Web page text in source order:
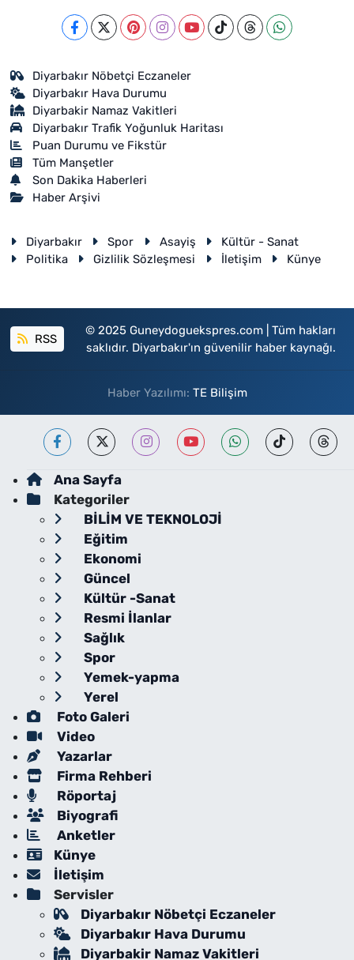
Diyarbakır Nöbetçi Eczaneler
Diyarbakır Hava Durumu
Diyarbakir Namaz Vakitleri
Diyarbakır Trafik Yoğunluk Haritası
Puan Durumu ve Fikstür
Tüm Manşetler
Son Dakika Haberleri
Haber Arşivi
Diyarbakır Spor Asayiş
Kültür - Sanat
Politika
Gizlilik Sözleşmesi İletişim Künye
RSS
© 2025 Guneydoguekspres.com | Tüm hakları
saklıdır. Diyarbakır'ın güvenilir haber kaynağı.
Haber Yazılımı: TE Bilişim
Ana Sayfa
Kategoriler
BİLİM VE TEKNOLOJİ
Eğitim
Ekonomi
Güncel
Kültür -Sanat
Resmi İlanlar
Sağlık
Spor
Yemek-yapma
Yerel
Foto Galeri
Video
Yazarlar
Firma Rehberi
Röportaj
Biyografi
Anketler
Künye
İletişim
Servisler
Diyarbakır Nöbetçi Eczaneler
Diyarbakır Hava Durumu
Diyarbakir Namaz Vakitleri